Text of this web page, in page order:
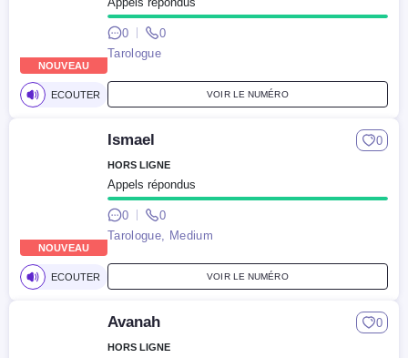
NOUVEAU
0
0
Tarologue
ECOUTER VOIR LE NUMÉRO
NOUVEAU
Ismael 0
HORS LIGNE
Appels répondus
0
0
Tarologue, Medium
ECOUTER VOIR LE NUMÉRO
Avanah 0
HORS LIGNE